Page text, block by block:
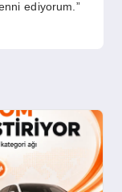
ediyorum.”